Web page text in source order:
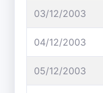
03/12/2003
04/12/2003
05/12/2003